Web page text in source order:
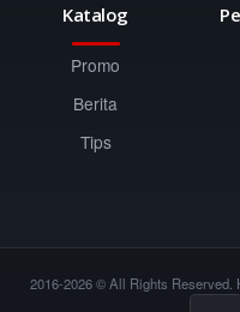
Katalog
Promo
Berita
Tips
2016-2026 © All Rights Reserved.